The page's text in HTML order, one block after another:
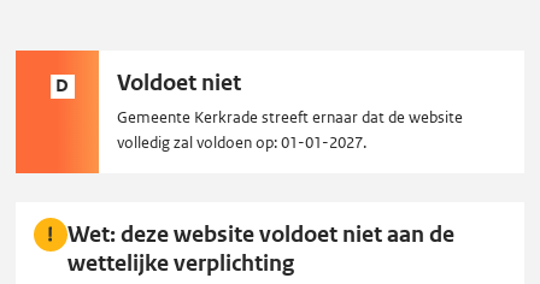
k
e
heeft
toegankelijkheidsstatus
Status
D:
Voldoet niet
Gemeente Kerkrade streeft ernaar dat de website
volledig zal voldoen op: 01-01-2027.
D
Wet: deze website voldoet niet aan de
wettelijke verplichting